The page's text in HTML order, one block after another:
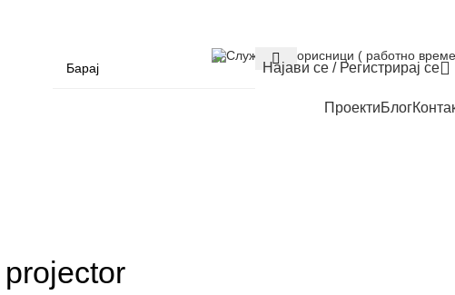
Служба за корисници ( работно
Најави се / Регистрирај се
ПроектиБлог